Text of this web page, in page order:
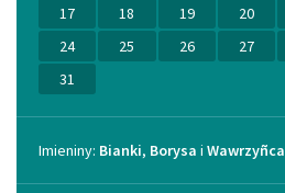
17
18 19 20
24
25 26 27
31
Imieniny
Imieniny: Bianki, Borysa i Wawrzyñca